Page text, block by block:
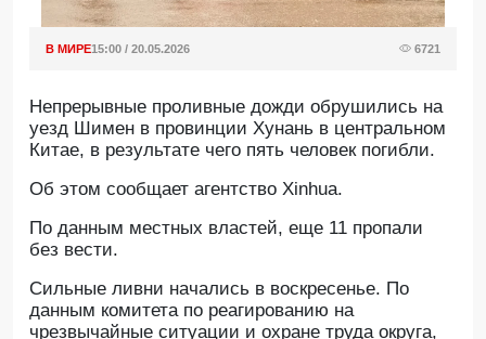
В МИРЕ15:00 / 20.05.2026 6721
Непрерывные проливные дожди обрушились на
уезд Шимен в провинции Хунань в центральном
Китае, в результате чего пять человек погибли.
Об этом сообщает агентство Xinhua.
По данным местных властей, еще 11 пропали
без вести.
Сильные ливни начались в воскресенье. По
данным комитета по реагированию на
чрезвычайные ситуации и охране труда округа,